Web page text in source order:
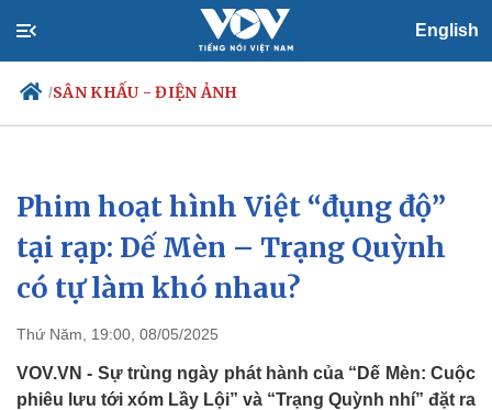
English
/SÂN KHẤU - ĐIỆN ẢNH
Chính trị
Đảng
Tổ chức nhân sự
Quốc hội
Nhận diện sự thật
Xã hội
Tin 24h
Dự báo thời tiết
Giáo dục
Phim hoạt hình Việt “đụng độ”
tại rạp: Dế Mèn – Trạng Quỳnh
có tự làm khó nhau?
Thứ Năm, 19:00, 08/05/2025
VOV.VN - Sự trùng ngày phát hành của “Dế Mèn: Cuộc
phiêu lưu tới xóm Lầy Lội” và “Trạng Quỳnh nhí” đặt ra